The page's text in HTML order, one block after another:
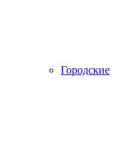
Городские